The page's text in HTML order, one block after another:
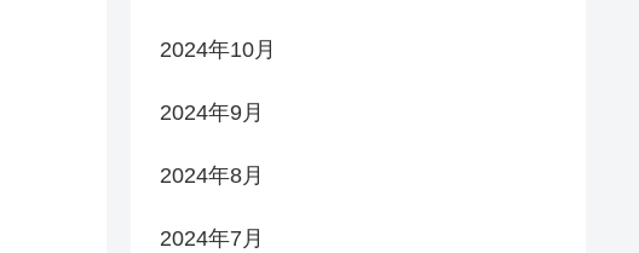
2024年10月
2024年9月
2024年8月
2024年7月